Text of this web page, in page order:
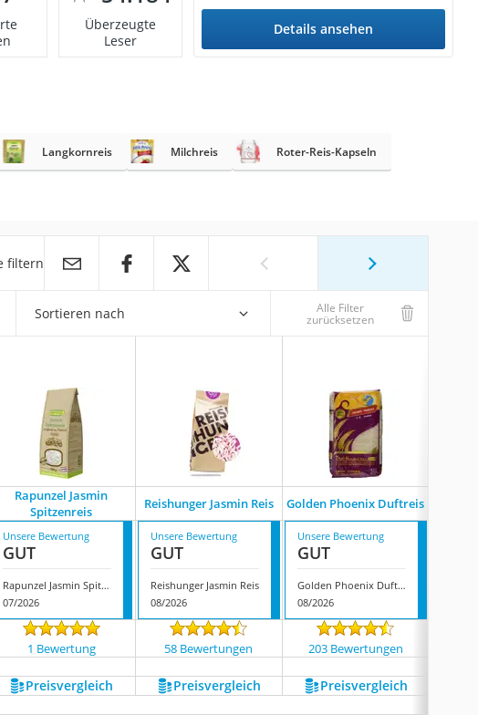
Überzeugte
Leser
Details ansehen
Langkornreis Milchreis Roter-Reis-Kapseln
filtern
Sortieren nach Alle Filter
zurücksetzen
Rapunzel Jasmin
Spitzenreis
Reishunger Jasmin Reis Golden Phoenix Duftreis
Unsere Bewertung
GUT
Rapunzel Jasmin Spitzenreis
07/2026
Unsere Bewertung
GUT
Reishunger Jasmin Reis
08/2026
Unsere Bewertung
GUT
Golden Phoenix Duftreis
08/2026
1 Bewertung 58 Bewertungen 203 Bewertungen
Preis­vergleich Preis­vergleich Preis­vergleich